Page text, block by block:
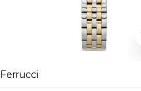
Ferrucci